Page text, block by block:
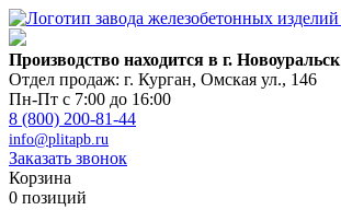
Производство находится в г. Новоуральск
Отдел продаж: г. Курган, Омская ул., 146
Пн-Пт с 7:00 до 16:00
8 (800) 200-81-44
info@plitapb.ru
Заказать звонок
Корзина
0 позиций